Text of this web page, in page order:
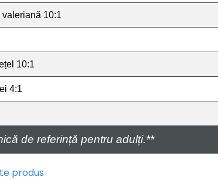
de referință pentru adulți.**
valeriană 10:1
10:1
4:1
produs